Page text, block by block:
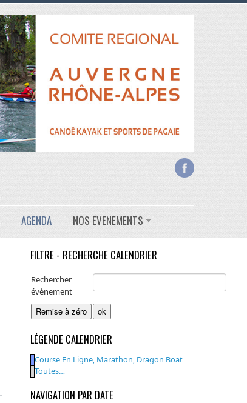
AGENDA NOS EVENEMENTS
FILTRE - RECHERCHE CALENDRIER
Rechercher
évènement
LÉGENDE CALENDRIER
Course En Ligne, Marathon, Dragon Boat
Toutes…
NAVIGATION PAR DATE